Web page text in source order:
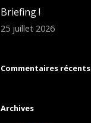
Briefing !
25 juillet 2026
Commentaires récents
Archives